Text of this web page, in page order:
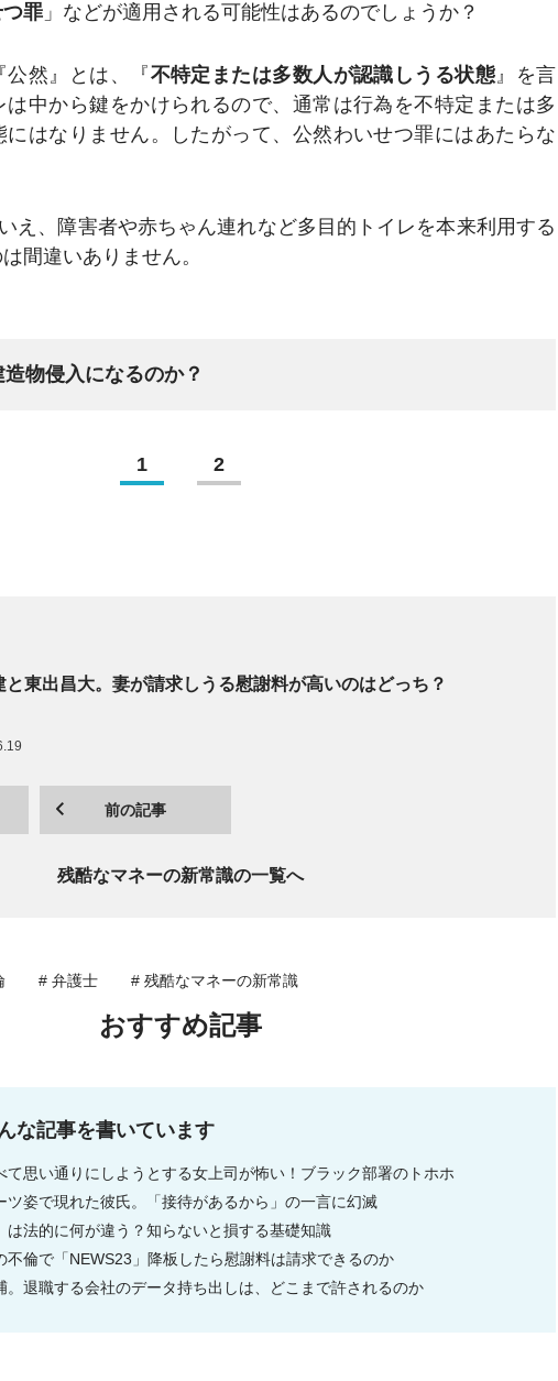
罪 」などが適用される可能性はあるのでしょうか？
公然』とは、『不特定または多数人が認識しうる状態』を言
中から鍵をかけられるので、通常は行為を不特定または多
はなりません。したがって、公然わいせつ罪にはあたらな
え、障害者や赤ちゃん連れなど多目的トイレを本来利用する
間違いありません。
造物侵入になるのか？
1 2
と東出昌大。妻が請求しうる慰謝料が高いのはどっち？
前の記事
残酷なマネーの新常識の一覧へ
# 弁護士 # 残酷なマネーの新常識
おすすめ記事
な記事を書いています
思い通りにしようとする女上司が怖い！ブラック部署のトホホ
ツ姿で現れた彼氏。「接待があるから」の一言に幻滅
は法的に何が違う？知らないと損する基礎知識
不倫で「NEWS23」降板したら慰謝料は請求できるのか
。退職する会社のデータ持ち出しは、どこまで許されるのか